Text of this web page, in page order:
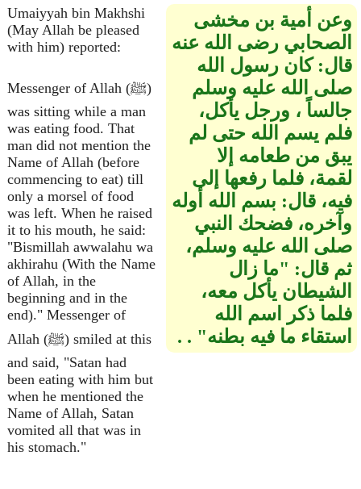
Umaiyyah bin Makhshi
(May Allah be pleased
with him) reported:
Messenger of Allah (ﷺ)
was sitting while a man
was eating food. That
man did not mention the
Name of Allah (before
commencing to eat) till
only a morsel of food
was left. When he raised
it to his mouth, he said:
"Bismillah awwalahu wa
akhirahu (With the Name
of Allah, in the
beginning and in the
end)." Messenger of
Allah (ﷺ) smiled at this
and said, "Satan had
been eating with him but
when he mentioned the
Name of Allah, Satan
vomited all that was in
his stomach."
وعن أمية بن مخشى
الصحابي رضى الله عنه
قال‏:‏ كان رسول الله
صلى الله عليه وسلم
جالساً ، ورجل يأكل،
فلم يسم الله حتى لم
يبق من طعامه إلا
لقمة، فلما رفعها إلى
فيه، قال‏:‏ بسم الله أوله
وآخره، فضحك النبي
صلى الله عليه وسلم،
ثم قال‏:‏‏ "‏ما زال
الشيطان يأكل معه،
فلما ذكر اسم الله
استقاء ما فيه بطنه‏"‏ ‏.‏ ‏‏‏.‏